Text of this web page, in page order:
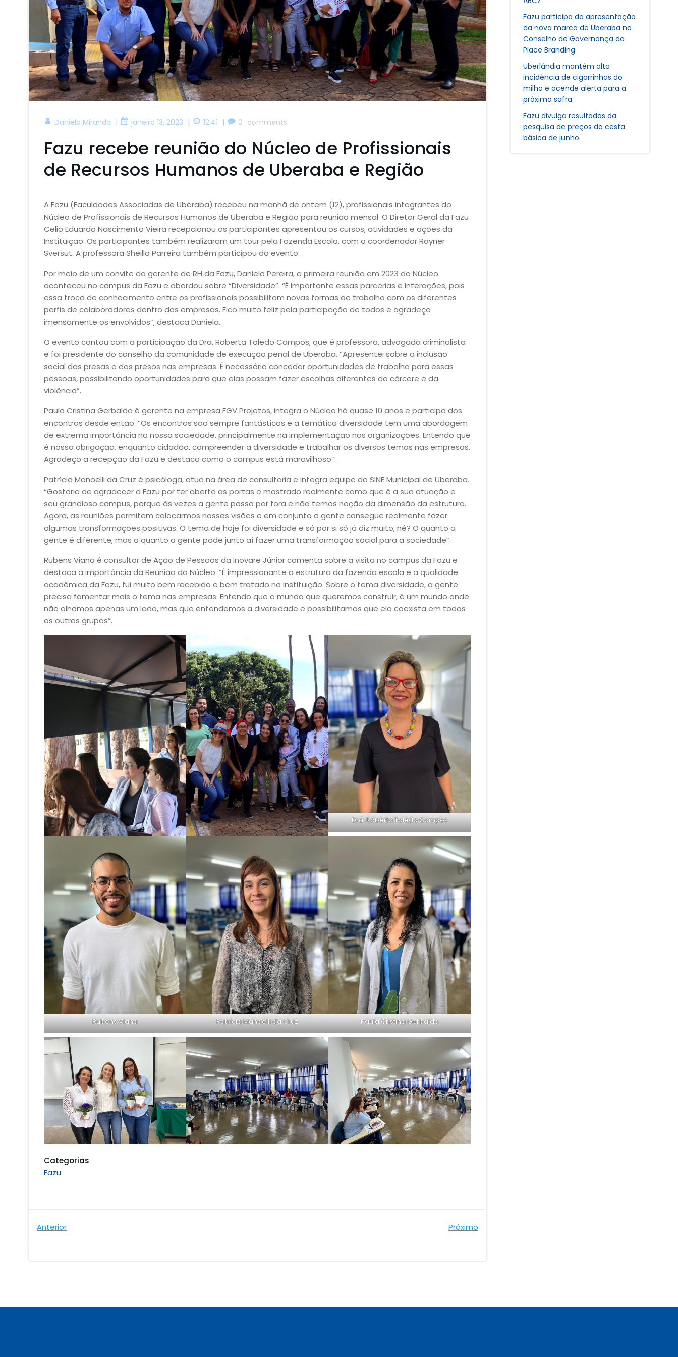
Daniela Miranda | janeiro 13, 2023 | 12:41 | 0 comments
Fazu recebe reunião do Núcleo de Profissionais
de Recursos Humanos de Uberaba e Região
A Fazu (Faculdades Associadas de Uberaba) recebeu na manhã de ontem (12), profissionais integrantes do
Núcleo de Profissionais de Recursos Humanos de Uberaba e Região para reunião mensal. O Diretor Geral da Fazu
Celio Eduardo Nascimento Vieira recepcionou os participantes apresentou os cursos, atividades e ações da
Instituição. Os participantes também realizaram um tour pela Fazenda Escola, com o coordenador Rayner
Sversut. A professora Sheilla Parreira também participou do evento.
Por meio de um convite da gerente de RH da Fazu, Daniela Pereira, a primeira reunião em 2023 do Núcleo
aconteceu no campus da Fazu e abordou sobre “Diversidade”. “É importante essas parcerias e interações, pois
essa troca de conhecimento entre os profissionais possibilitam novas formas de trabalho com os diferentes
perfis de colaboradores dentro das empresas. Fico muito feliz pela participação de todos e agradeço
imensamente os envolvidos”, destaca Daniela.
O evento contou com a participação da Dra. Roberta Toledo Campos, que é professora, advogada criminalista
e foi presidente do conselho da comunidade de execução penal de Uberaba. “Apresentei sobre a inclusão
social das presas e dos presos nas empresas. É necessário conceder oportunidades de trabalho para essas
pessoas, possibilitando oportunidades para que elas possam fazer escolhas diferentes do cárcere e da
violência”.
Paula Cristina Gerbaldo é gerente na empresa FGV Projetos, integra o Núcleo há quase 10 anos e participa dos
encontros desde então. “Os encontros são sempre fantásticos e a temática diversidade tem uma abordagem
de extrema importância na nossa sociedade, principalmente na implementação nas organizações. Entendo que
é nossa obrigação, enquanto cidadão, compreender a diversidade e trabalhar os diversos temas nas empresas.
Agradeço a recepção da Fazu e destaco como o campus está maravilhoso”.
Patrícia Manoelli da Cruz é psicóloga, atuo na área de consultoria e integra equipe do SINE Municipal de Uberaba.
“Gostaria de agradecer a Fazu por ter aberto as portas e mostrado realmente como que é a sua atuação e
seu grandioso campus, porque às vezes a gente passa por fora e não temos noção da dimensão da estrutura.
Agora, as reuniões permitem colocarmos nossas visões e em conjunto a gente consegue realmente fazer
algumas transformações positivas. O tema de hoje foi diversidade e só por si só já diz muito, né? O quanto a
gente é diferente, mas o quanto a gente pode junto aí fazer uma transformação social para a sociedade”.
Rubens Viana é consultor de Ação de Pessoas da Inovare Júnior comenta sobre a visita no campus da Fazu e
destaca a importância da Reunião do Núcleo. “É impressionante a estrutura da fazenda escola e a qualidade
acadêmica da Fazu, fui muito bem recebido e bem tratado na Instituição. Sobre o tema diversidade, a gente
precisa fomentar mais o tema nas empresas. Entendo que o mundo que queremos construir, é um mundo onde
não olhamos apenas um lado, mas que entendemos a diversidade e possibilitamos que ela coexista em todos
os outros grupos”.
Dra. Roberta Toledo Campos
Rubens Viana Patrícia Manoelli da Cruz Paula Cristina Gerbaldo
Categorias
Fazu
Navegação
Anterior Próximo
Fazu participa da apresentação
da nova marca de Uberaba no
Conselho de Governança do
Place Branding
Uberlândia mantém alta
incidência de cigarrinhas do
milho e acende alerta para a
próxima safra
Fazu divulga resultados da
pesquisa de preços da cesta
básica de junho